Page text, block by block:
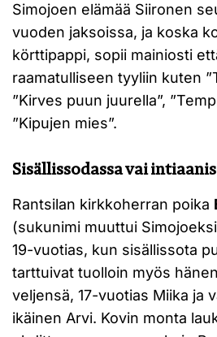
Simojoen elämää Siironen
vuoden jaksoissa, ja koska
körttipappi, sopii mainiosti
raamatulliseen tyyliin kuten
”Kirves puun juurella”,
”Kipujen mies”.
Sisällissodassa vai
Rantsilan kirkkoherran poika
(sukunimi muuttui
19-vuotias, kun sisällissota
tarttuivat tuolloin myös
veljensä, 17-vuotias Miika ja
ikäinen Arvi. Kovin monta